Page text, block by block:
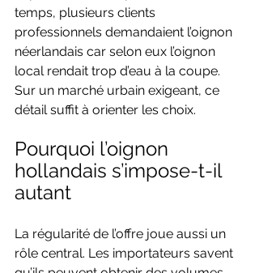
temps, plusieurs clients
professionnels demandaient l’oignon
néerlandais car selon eux l’oignon
local rendait trop d’eau à la coupe.
Sur un marché urbain exigeant, ce
détail suffit à orienter les choix.
Pourquoi l’oignon
hollandais s’impose-t-il
autant
La régularité de l’offre joue aussi un
rôle central. Les importateurs savent